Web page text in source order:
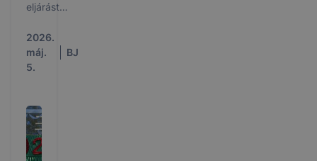
eljárást
alábbi
szakokra.
2026.
máj.
5.
BJ